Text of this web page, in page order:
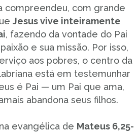
compreendeu, com grande
Jesus vive inteiramente
, fazendo da vontade do Pai
e sua missão. Por isso,
aos pobres, o centro da
está em testemunhar
é Pai — um Pai que ama,
abandona seus filhos.
evangélica de Mateus 6,25-